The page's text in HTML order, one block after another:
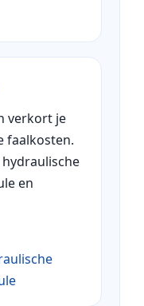
verkort je
faalkosten.
hydraulische
en